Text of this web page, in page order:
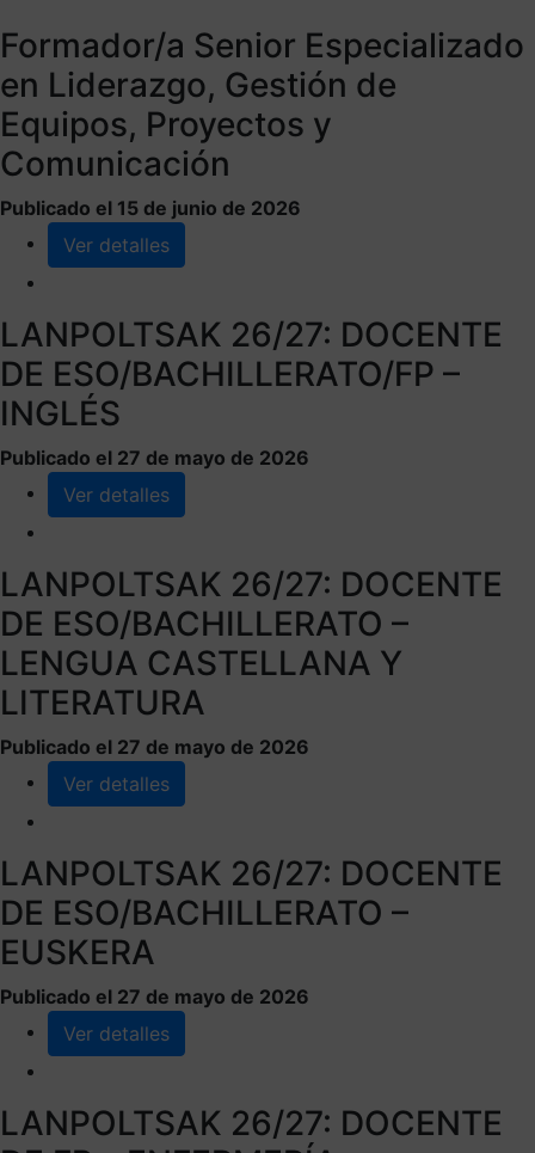
Formador/a Senior Especializado
en Liderazgo, Gestión de
Equipos, Proyectos y
Comunicación
Publicado el 15 de junio de 2026
Ver detalles
LANPOLTSAK 26/27: DOCENTE
DE ESO/BACHILLERATO/FP –
INGLÉS
Publicado el 27 de mayo de 2026
Ver detalles
LANPOLTSAK 26/27: DOCENTE
DE ESO/BACHILLERATO –
LENGUA CASTELLANA Y
LITERATURA
Publicado el 27 de mayo de 2026
Ver detalles
LANPOLTSAK 26/27: DOCENTE
DE ESO/BACHILLERATO –
EUSKERA
Publicado el 27 de mayo de 2026
Ver detalles
LANPOLTSAK 26/27: DOCENTE